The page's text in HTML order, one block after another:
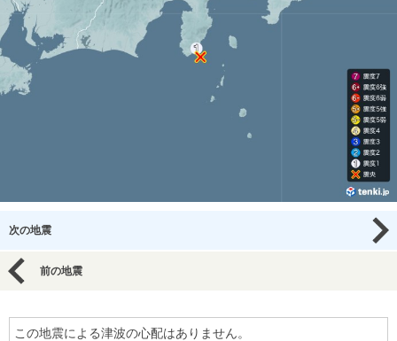
次の地震
前の地震
この地震による津波の心配はありません。